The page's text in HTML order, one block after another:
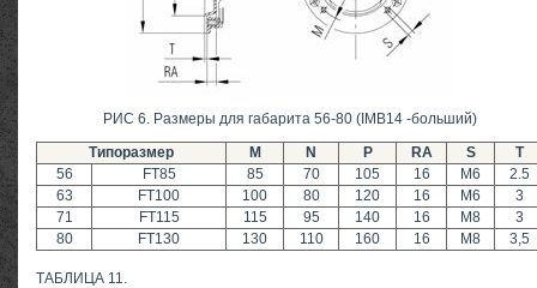
РИС 6. Размеры для габарита 56-80 (IMB14 -больший)
Типоразмер
M N P RA S
T
56
FT85 85 70 105 16 M6
2.5
63
FT100 100 80 120 16 M6
3
71
FT115 115 95 140 16 M8
3
80
FT130 130 110 160 16 M8 3,5
ТАБЛИЦА 11.